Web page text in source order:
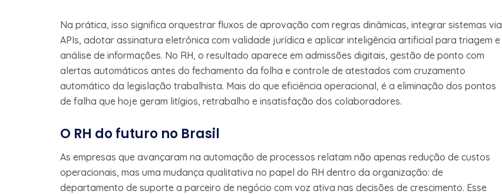
Na prática, isso significa orquestrar fluxos de aprovação com regras dinâmicas, integrar sistemas via
APIs, adotar assinatura eletrônica com validade jurídica e aplicar inteligência artificial para triagem e
análise de informações. No RH, o resultado aparece em admissões digitais, gestão de ponto com
alertas automáticos antes do fechamento da folha e controle de atestados com cruzamento
automático da legislação trabalhista. Mais do que eficiência operacional, é a eliminação dos pontos
de falha que hoje geram litígios, retrabalho e insatisfação dos colaboradores.
O RH do futuro no Brasil
As empresas que avançaram na automação de processos relatam não apenas redução de custos
operacionais, mas uma mudança qualitativa no papel do RH dentro da organização: de
departamento de suporte a parceiro de negócio com voz ativa nas decisões de crescimento. Esse